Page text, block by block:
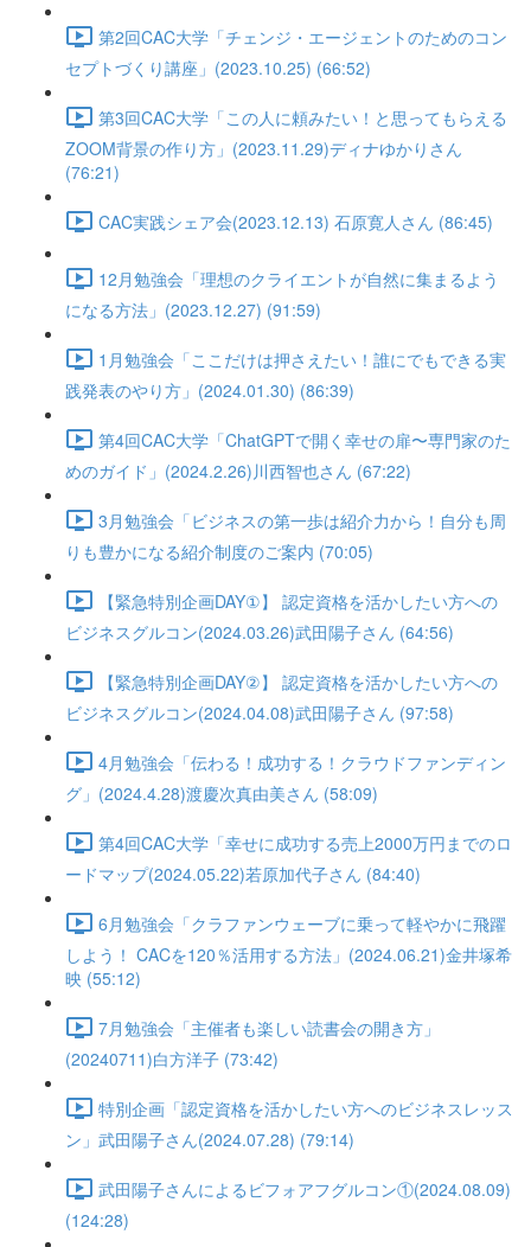
第2回CAC大学「チェンジ・エージェントのためのコン
セプトづくり講座」(2023.10.25) (66:52)
第3回CAC大学「この人に頼みたい！と思ってもらえる
ZOOM背景の作り方」(2023.11.29)ディナゆかりさん
(76:21)
CAC実践シェア会(2023.12.13) 石原寛人さん (86:45)
12月勉強会「理想のクライエントが自然に集まるよう
になる方法」(2023.12.27) (91:59)
1月勉強会「ここだけは押さえたい！誰にでもできる実
践発表のやり方」(2024.01.30) (86:39)
第4回CAC大学「ChatGPTで開く幸せの扉〜専門家のた
めのガイド」(2024.2.26)川西智也さん (67:22)
3月勉強会「ビジネスの第一歩は紹介力から！自分も周
りも豊かになる紹介制度のご案内 (70:05)
【緊急特別企画DAY①】 認定資格を活かしたい方への
ビジネスグルコン(2024.03.26)武田陽子さん (64:56)
【緊急特別企画DAY②】 認定資格を活かしたい方への
ビジネスグルコン(2024.04.08)武田陽子さん (97:58)
4月勉強会「伝わる！成功する！クラウドファンディン
グ」(2024.4.28)渡慶次真由美さん (58:09)
第4回CAC大学「幸せに成功する売上2000万円までのロ
ードマップ(2024.05.22)若原加代子さん (84:40)
6月勉強会「クラファンウェーブに乗って軽やかに飛躍
しよう！ CACを120％活用する方法」(2024.06.21)金井塚希
映 (55:12)
7月勉強会「主催者も楽しい読書会の開き方」
(20240711)白方洋子 (73:42)
特別企画「認定資格を活かしたい方へのビジネスレッス
ン」武田陽子さん(2024.07.28) (79:14)
武田陽子さんによるビフォアフグルコン①(2024.08.09)
(124:28)